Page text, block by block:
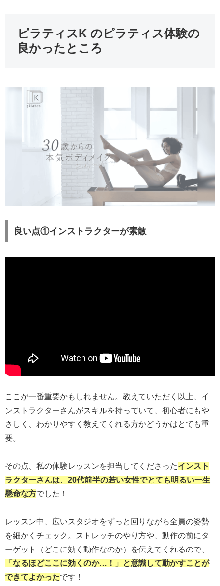
ピラティスK のピラティス体験の
良かったところ
良い点①インストラクターが素敵
ここが一番重要かもしれません。教えていただく以上、イ
ンストラクターさんがスキルを持っていて、初心者にもや
さしく、わかりやすく教えてくれる方かどうかはとても重
要。
その点、私の体験レッスンを担当してくださったインスト
ラクターさんは、20代前半の若い女性でとても明るい一生
懸命な方でした！
レッスン中、広いスタジオをずっと回りながら全員の姿勢
を細かくチェック。ストレッチのやり方や、動作の前にタ
ーゲット（どこに効く動作なのか）を伝えてくれるので、
「なるほどここに効くのか…！」と意識して動かすことが
できてよかったです！